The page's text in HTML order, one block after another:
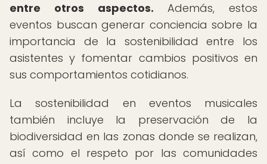
entre otros aspectos. Además, estos
eventos buscan generar conciencia sobre la
importancia de la sostenibilidad entre los
asistentes y fomentar cambios positivos en
sus comportamientos cotidianos.
La sostenibilidad en eventos musicales
también incluye la preservación de la
biodiversidad en las zonas donde se realizan,
así como el respeto por las comunidades